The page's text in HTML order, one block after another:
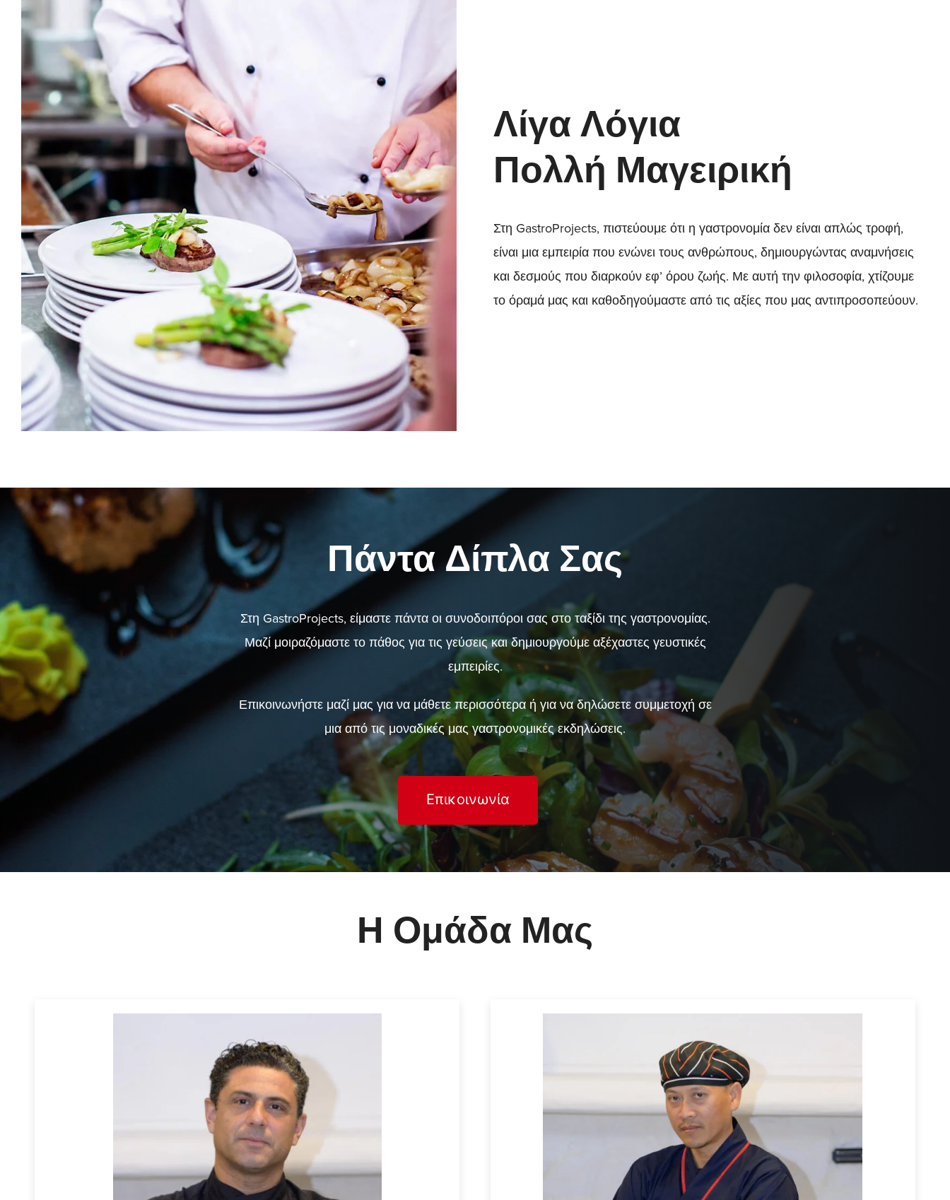
Λίγα Λόγια
Πολλή Μαγειρική
Στη GastroProjects, πιστεύουμε ότι η γαστρονομία δεν είναι απλώς τροφή,
είναι μια εμπειρία που ενώνει τους ανθρώπους, δημιουργώντας αναμνήσεις
και δεσμούς που διαρκούν εφ’ όρου ζωής. Με αυτή την φιλοσοφία, χτίζουμε
το όραμά μας και καθοδηγούμαστε από τις αξίες που μας αντιπροσοπεύουν.
Πάντα Δίπλα Σας
Στη GastroProjects, είμαστε πάντα οι συνοδοιπόροι σας στο ταξίδι της γαστρονομίας.
Μαζί μοιραζόμαστε το πάθος για τις γεύσεις και δημιουργούμε αξέχαστες γευστικές
εμπειρίες.
Επικοινωνήστε μαζί μας για να μάθετε περισσότερα ή για να δηλώσετε συμμετοχή σε
μια από τις μοναδικές μας γαστρονομικές εκδηλώσεις.
Επικοινωνία
Η Ομάδα Μας